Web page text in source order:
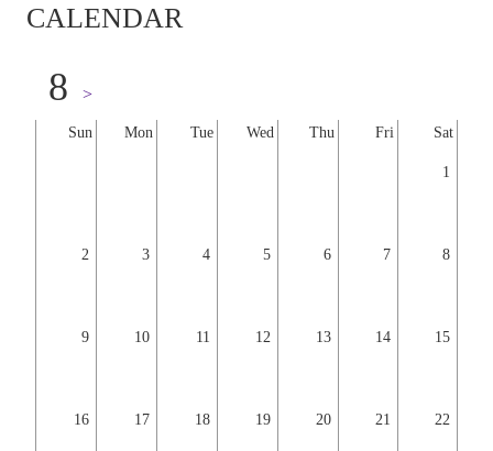
CALENDAR
Sun Mon Tue Wed Thu Fri Sat
1
2 3 4 5 6 7 8
9 10 11 12 13 14 15
16 17 18 19 20 21 22
8 >